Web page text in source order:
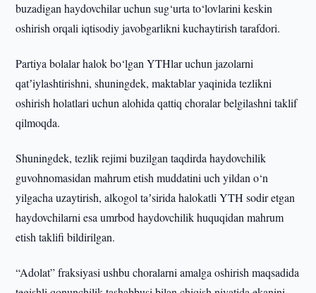
buzadigan haydovchilar uchun sug‘urta to‘lovlarini keskin
oshirish orqali iqtisodiy javobgarlikni kuchaytirish tarafdori.
Partiya bolalar halok bo‘lgan YTHlar uchun jazolarni
qatʼiylashtirishni, shuningdek, maktablar yaqinida tezlikni
oshirish holatlari uchun alohida qattiq choralar belgilashni taklif
qilmoqda.
Shuningdek, tezlik rejimi buzilgan taqdirda haydovchilik
guvohnomasidan mahrum etish muddatini uch yildan o‘n
yilgacha uzaytirish, alkogol taʼsirida halokatli YTH sodir etgan
haydovchilarni esa umrbod haydovchilik huquqidan mahrum
etish taklifi bildirilgan.
“Adolat” fraksiyasi ushbu choralarni amalga oshirish maqsadida